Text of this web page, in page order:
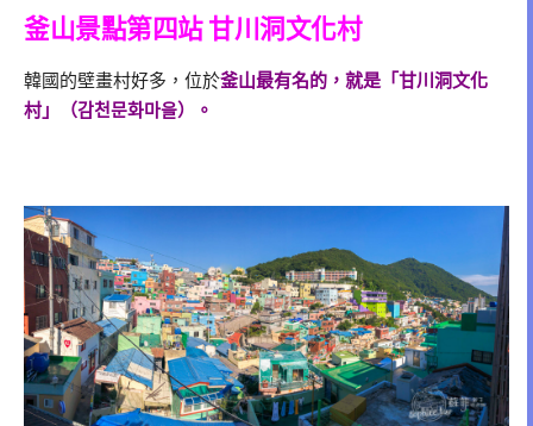
釜山景點第四站 甘川洞文化村
韓國的壁畫村好多，位於釜山最有名的，就是「甘川洞文化
村」（감천문화마을）。